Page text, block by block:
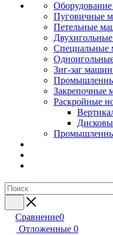
Пуговичные
Петельные
Зиг-заг
Закрепочные
Раскройные
Сравнение0
Отложенные 0